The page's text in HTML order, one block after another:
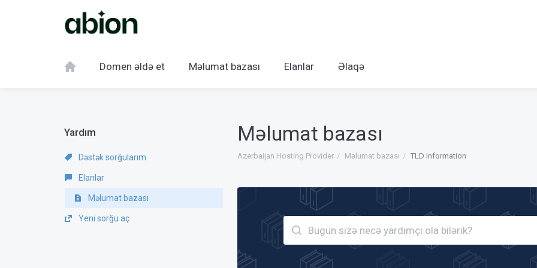
Domen əldə et Məlumat bazası Elanlar Əlaqə
Məlumat bazası
Azerbaijan Hosting Provider Məlumat bazası TLD Information
Yardım
Dəstək sorğularım
Elanlar
Məlumat bazası
Yeni sorğu aç